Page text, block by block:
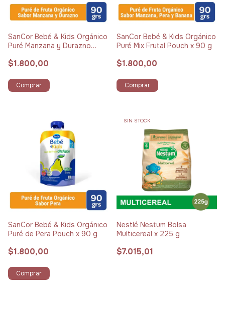
SanCor Bebé & Kids Orgánico
Puré Manzana y Durazno
$1.800,00
Comprar
SanCor Bebé & Kids Orgánico
Puré Mix Frutal Pouch x 90 g
$1.800,00
Comprar
SanCor Bebé & Kids Orgánico
Puré de Pera Pouch x 90 g
$1.800,00
Comprar
SIN STOCK
Nestlé Nestum Bolsa
Multicereal x 225 g
$7.015,01